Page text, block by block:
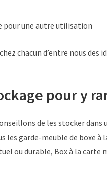
pour une autre utilisation
chacun d’entre nous
pour y
de les stocker
les garde-meuble de boxe
ou durable, Box à la